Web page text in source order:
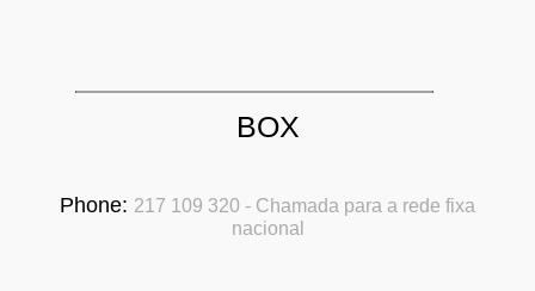
BOX
Phone: 217 109 320 - Chamada para a rede fixa
nacional